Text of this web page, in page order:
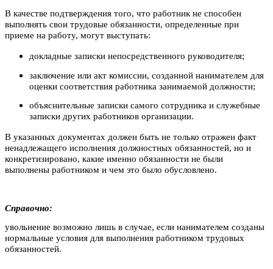
В качестве подтверждения того, что работник не способен
выполнять свои трудовые обязанности, определенные при
приеме на работу, могут выступать:
докладные записки непосредственного руководителя;
заключение или акт комиссии, созданной нанимателем для
оценки соответствия работника занимаемой должности;
объяснительные записки самого сотрудника и служебные
записки других работников организации.
В указанных документах должен быть не только отражен факт
ненадлежащего исполнения должностных обязанностей, но и
конкретизировано, какие именно обязанности не были
выполнены работником и чем это было обусловлено.
Справочно:
увольнение возможно лишь в случае, если нанимателем созданы
нормальные условия для выполнения работником трудовых
обязанностей.